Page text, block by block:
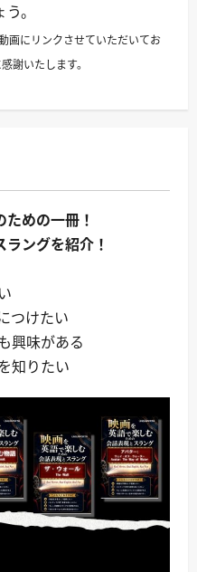
。
画にリンクさせていただいてお
謝いたします。
めの一冊！
ングを紹介！
つけたい
興味がある
知りたい